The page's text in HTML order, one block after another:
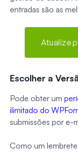
entradas são as
Atualize
Escolher a
Pode obter um
ilimitado do
submissões por e-
Como um